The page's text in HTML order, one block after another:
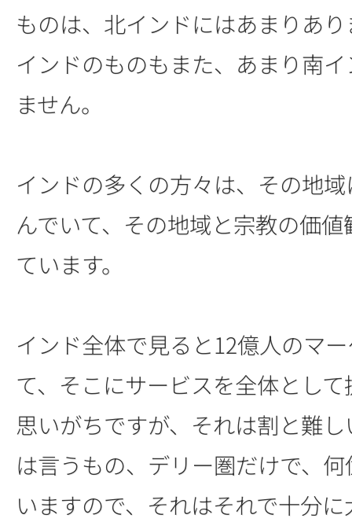
ものは、北インドにはあまりあ
インドのものもまた、あまり南
ません。
インドの多くの方々は、その地
んでいて、その地域と宗教の価
ています。
インド全体で見ると12億人のマ
て、そこにサービスを全体とし
思いがちですが、それは割と難
は言うもの、デリー圏だけで、
いますので、それはそれで十分